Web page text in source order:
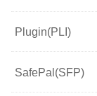
Plugin(PLI)
SafePal(SFP)